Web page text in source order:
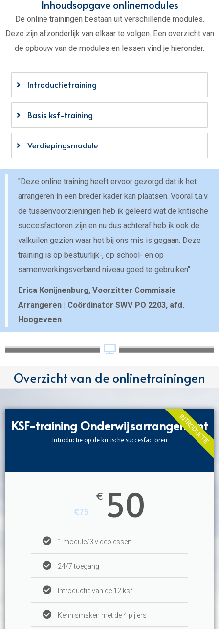
Inhoudsopgave onlinemodules
De online trainingen bestaan uit verschillende modules.
Deze zijn afzonderlijk van elkaar te volgen. Een overzicht van
de opbouw van de modules en lessen vind je hieronder.
Introductietraining
Basis ksf-training
Verdiepingsmodule
"Deze online training heeft ervoor gezorgd dat ik het
arrangeren in een breder kader kan plaatsen. Vooral t.a.v.
de tussenvoorzieningen heb ik geleerd wat de kritische
succesfactoren zijn en nu dus achteraf heb ik ook de
valkuilen gezien waar het bij ons mis is gegaan. Deze
training is op bestuurlijk-, op school- en op
samenwerkingsverband niveau goed te gebruiken"
Erica Konijnenburg, Voorzitter Commissie
Arrangeren | Coördinator SWV PO 2203, afd.
Hoogeveen
Overzicht van de onlinetrainingen
KSF-training Onderwijsarrangement
Introductie op de kritische succesfactoren
€75
€ 50
1 module/3 videolessen
24/7 toegang
Introductie van de 12 ksf
Kennismaken met de 4 pijlers
INTRODUCTIE